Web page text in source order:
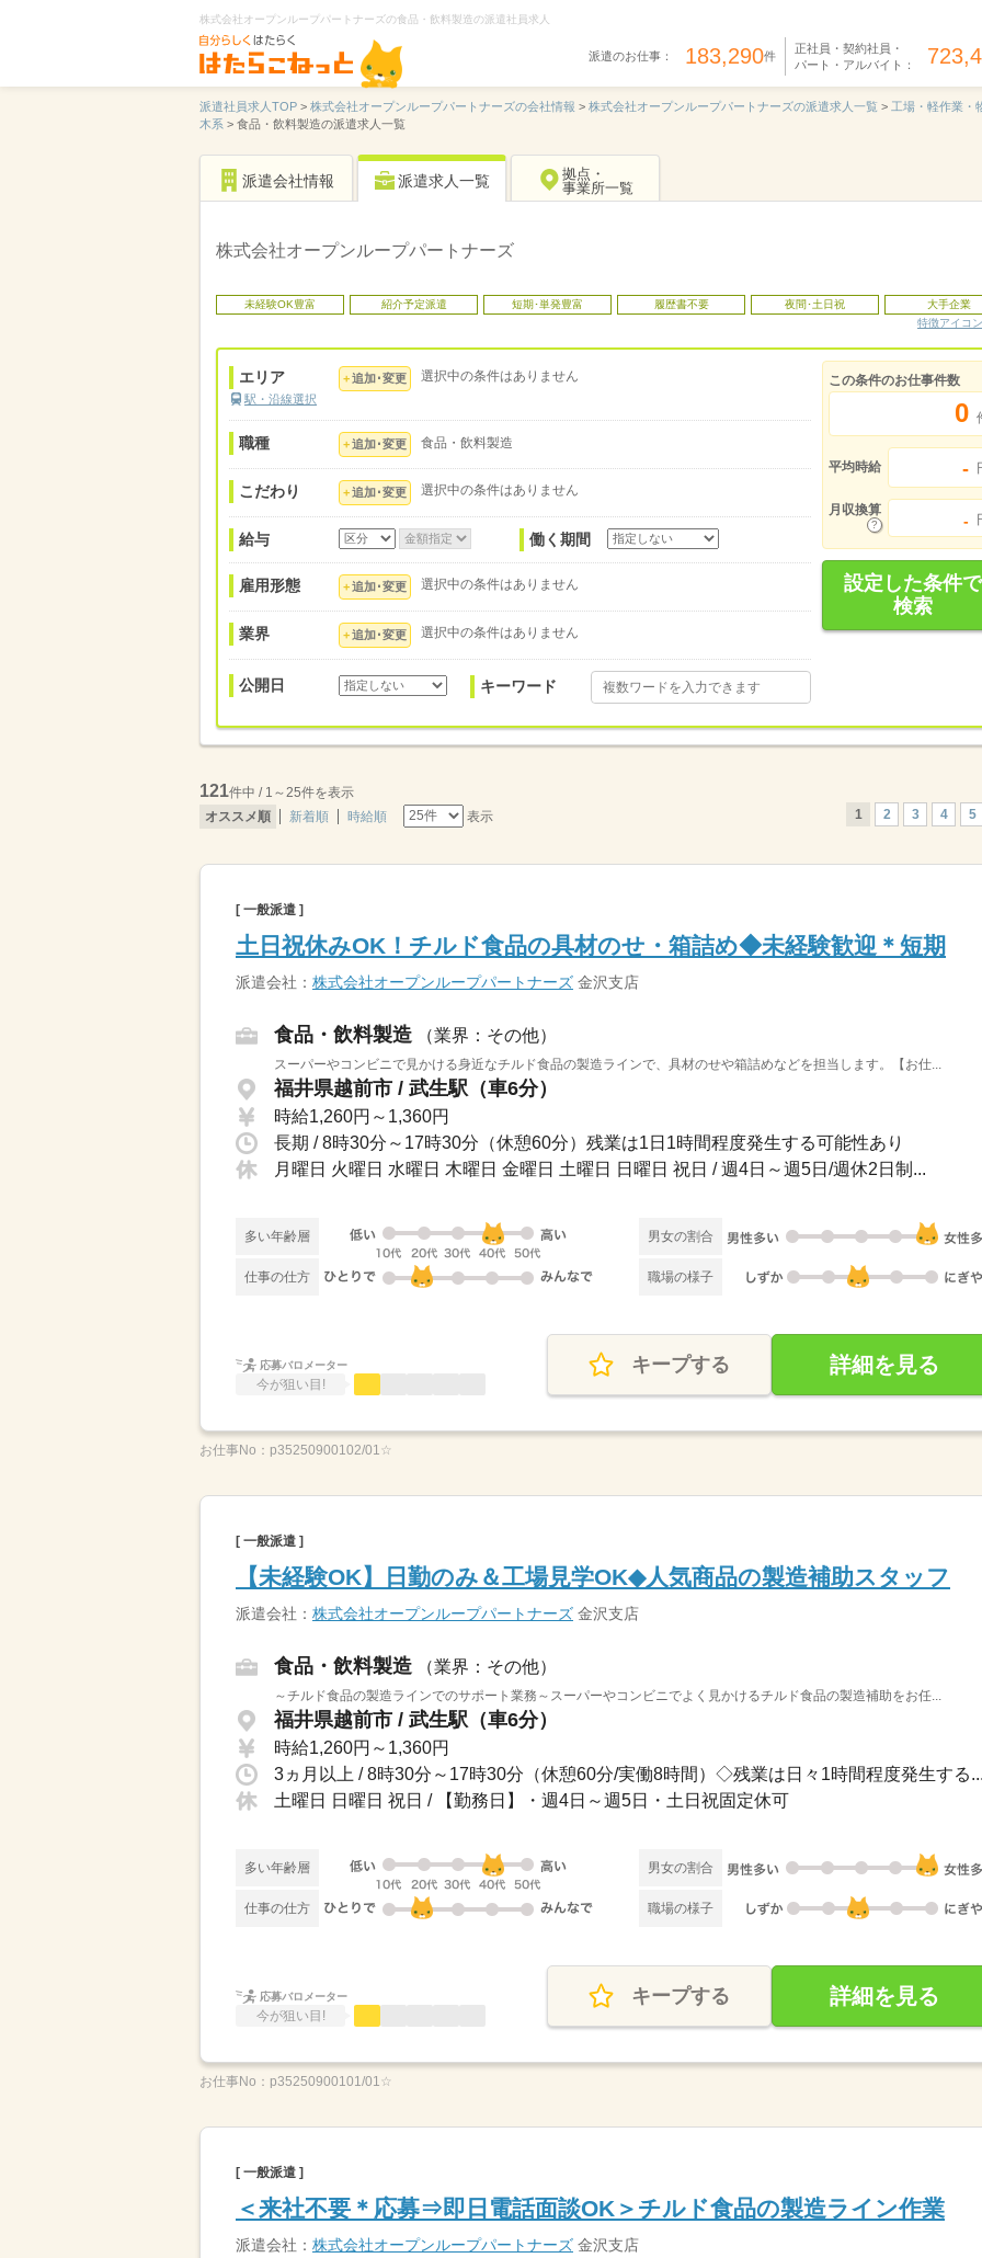
株式会社オープンループパートナーズの食品・飲料製造の派遣社員求人
派遣のお仕事： 183,290件
正社員・契約社員・
パート・アルバイト：
派遣社員求人TOP > 株式会社オープンループパートナーズの会社情報 > 株式会社オープンループパートナーズの派遣求人一覧 > 工場・軽作業・
木系 > 食品・飲料製造の派遣求人一覧
派遣会社情報 派遣求人一覧
拠点・
事業所一覧
株式会社オープンループパートナーズ
未経験OK豊富 紹介予定派遣 短期･単発豊富 履歴書不要 夜間･土日祝
大手企業
特徴アイコ
エリア
駅・沿線選択
追加･変更 選択中の条件はありません
職種 追加･変更 食品・飲料製造
こだわり 追加･変更 選択中の条件はありません
給与 働く期間
雇用形態 追加･変更 選択中の条件はありません
業界 追加･変更 選択中の条件はありません
公開日 キーワード
この条件のお仕事件数
0
平均時給 -
月収換算
-
設定した条件で
検索
121件中 / 1～25件を表示
オススメ順
新着順 時給順 表示 1 2 3 4 5
[ 一般派遣 ]
土日祝休みOK！チルド食品の具材のせ・箱詰め◆未経験歓迎＊短期
派遣会社： 株式会社オープンループパートナーズ 金沢支店
食品・飲料製造 （業界：その他）
スーパーやコンビニで見かける身近なチルド食品の製造ラインで、具材のせや箱詰めなどを担当します。【お仕...
福井県越前市 / 武生駅（車6分）
時給1,260円～1,360円
長期 / 8時30分～17時30分（休憩60分）残業は1日1時間程度発生する可能性あり
月曜日 火曜日 水曜日 木曜日 金曜日 土曜日 日曜日 祝日 / 週4日～週5日/週休2日制...
多い年齢層 男女の割合
仕事の仕方 職場の様子
応募バロメーター
今が狙い目!
キープする 詳細を見る
お仕事No： p35250900102/01☆
[ 一般派遣 ]
【未経験OK】日勤のみ＆工場見学OK◆人気商品の製造補助スタッフ
派遣会社： 株式会社オープンループパートナーズ 金沢支店
食品・飲料製造 （業界：その他）
～チルド食品の製造ラインでのサポート業務～スーパーやコンビニでよく見かけるチルド食品の製造補助をお任...
福井県越前市 / 武生駅（車6分）
時給1,260円～1,360円
3ヵ月以上 / 8時30分～17時30分（休憩60分/実働8時間）◇残業は日々1時間程度発生する
土曜日 日曜日 祝日 / 【勤務日】・週4日～週5日・土日祝固定休可
多い年齢層 男女の割合
仕事の仕方 職場の様子
応募バロメーター
今が狙い目!
キープする 詳細を見る
お仕事No： p35250900101/01☆
[ 一般派遣 ]
＜来社不要＊応募⇒即日電話面談OK＞チルド食品の製造ライン作業
派遣会社： 株式会社オープンループパートナーズ 金沢支店